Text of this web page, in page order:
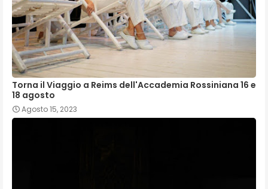
Torna il Viaggio a Reims dell'Accademia Rossiniana 16 e
18 agosto
Agosto 15, 2023